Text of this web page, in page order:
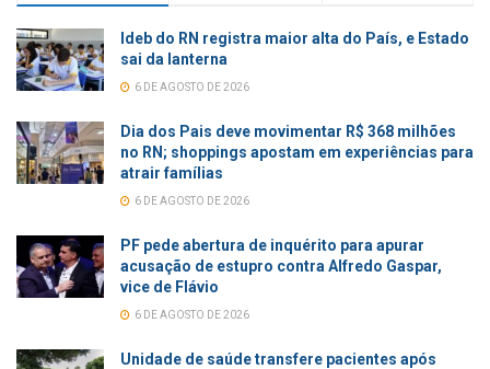
Ideb do RN registra maior alta do País, e Estado
sai da lanterna
6 DE AGOSTO DE 2026
Dia dos Pais deve movimentar R$ 368 milhões
no RN; shoppings apostam em experiências para
atrair famílias
6 DE AGOSTO DE 2026
PF pede abertura de inquérito para apurar
acusação de estupro contra Alfredo Gaspar,
vice de Flávio
6 DE AGOSTO DE 2026
Unidade de saúde transfere pacientes após